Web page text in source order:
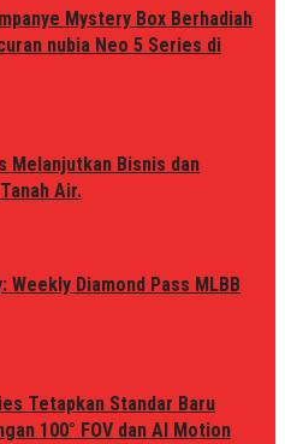
Mystery Box Berhadiah
nubia Neo 5 Series di
Melanjutkan Bisnis dan
Air.
Weekly Diamond Pass MLBB
Tetapkan Standar Baru
100° FOV dan AI Motion